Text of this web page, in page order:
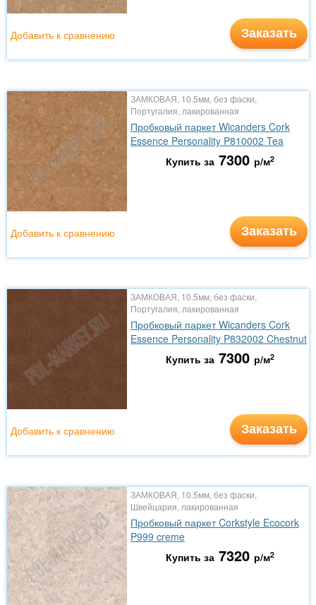
Заказать
Добавить к сравнению
ЗАМКОВАЯ, 10.5мм, без фаски,
Португалия, лакированная
Пробковый паркет Wicanders Cork
Essence Personality P810002 Tea
Купить за 7300 р/м2
Заказать
Добавить к сравнению
ЗАМКОВАЯ, 10.5мм, без фаски,
Португалия, лакированная
Пробковый паркет Wicanders Cork
Essence Personality P832002 Chestnut
Купить за 7300 р/м2
Заказать
Добавить к сравнению
ЗАМКОВАЯ, 10.5мм, без фаски,
Швейцария, лакированная
Пробковый паркет Corkstyle Ecocork
P999 creme
Купить за 7320 р/м2